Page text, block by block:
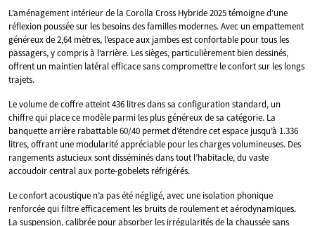
L’aménagement intérieur de la Corolla Cross Hybride 2025 témoigne d’une
réflexion poussée sur les besoins des familles modernes. Avec un empattement
généreux de 2,64 mètres, l’espace aux jambes est confortable pour tous les
passagers, y compris à l’arrière. Les sièges, particulièrement bien dessinés,
offrent un maintien latéral efficace sans compromettre le confort sur les longs
trajets.
Le volume de coffre atteint 436 litres dans sa configuration standard, un
chiffre qui place ce modèle parmi les plus généreux de sa catégorie. La
banquette arrière rabattable 60/40 permet d’étendre cet espace jusqu’à 1.336
litres, offrant une modularité appréciable pour les charges volumineuses. Des
rangements astucieux sont disséminés dans tout l’habitacle, du vaste
accoudoir central aux porte-gobelets réfrigérés.
Le confort acoustique n’a pas été négligé, avec une isolation phonique
renforcée qui filtre efficacement les bruits de roulement et aérodynamiques.
La suspension, calibrée pour absorber les irrégularités de la chaussée sans